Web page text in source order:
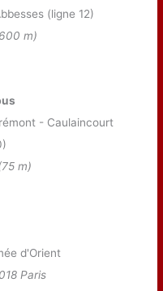
(ligne 12)
m)
- Caulaincourt
m)
d'Orient
Paris